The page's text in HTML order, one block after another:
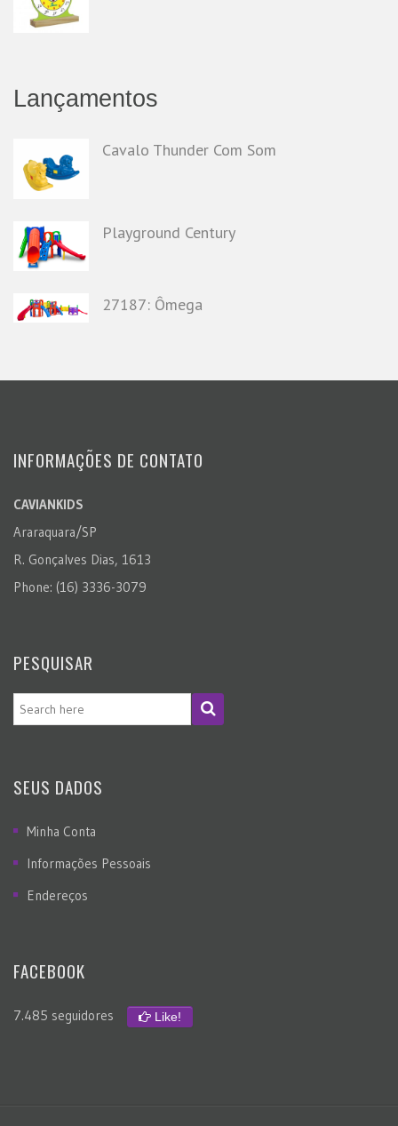
Lançamentos
Cavalo Thunder Com Som
Playground Century
27187: Ômega
INFORMAÇÕES DE CONTATO
CAVIANKIDS
Araraquara/SP
R. Gonçalves Dias, 1613
Phone: (16) 3336-3079
PESQUISAR
SEUS DADOS
Minha Conta
Informações Pessoais
Endereços
FACEBOOK
7.485 seguidores Like!